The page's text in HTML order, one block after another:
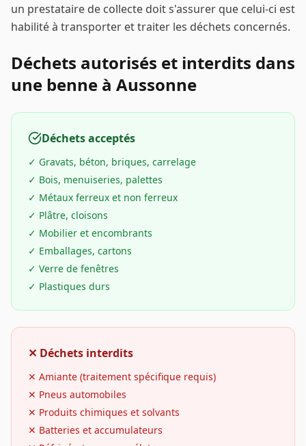
un prestataire de collecte doit s'assurer que celui-ci est
habilité à transporter et traiter les déchets concernés.
Déchets autorisés et interdits dans
une benne à Aussonne
Déchets acceptés
✓ Gravats, béton, briques, carrelage
✓ Bois, menuiseries, palettes
✓ Métaux ferreux et non ferreux
✓ Plâtre, cloisons
✓ Mobilier et encombrants
✓ Emballages, cartons
✓ Verre de fenêtres
✓ Plastiques durs
✕ Déchets interdits
✕ Amiante (traitement spécifique requis)
✕ Pneus automobiles
✕ Produits chimiques et solvants
✕ Batteries et accumulateurs